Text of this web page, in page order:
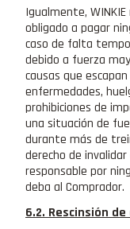
Igualmente,
obligado a pagar
caso de falta
debido a fuerza
causas que
enfermedades,
prohibiciones de
una situación de
durante más de
derecho de
responsable por
deba al Comprador.
6.2. Rescinsión